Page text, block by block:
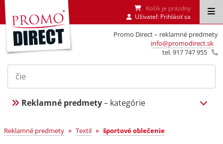
Promo Direct – reklamné predmety
info@promodirect.sk
tel. 917 747 955
Košík je prázdny
Uživateľ: Prihlásiť sa
Reklamné predmety– kategórie
Reklamné predmety » Textil » športové oblečenie